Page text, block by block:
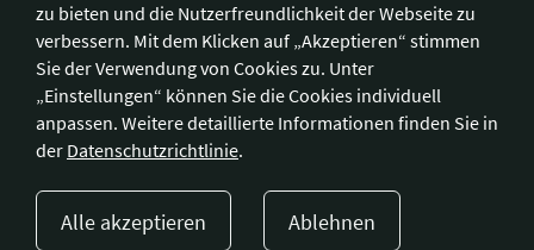
zu bieten und die Nutzerfreundlichkeit der Webseite zu
verbessern. Mit dem Klicken auf „Akzeptieren“ stimmen
Sie der Verwendung von Cookies zu. Unter
„Einstellungen“ können Sie die Cookies individuell
anpassen. Weitere detaillierte Informationen finden Sie in
der Datenschutzrichtlinie.
Alle akzeptieren Ablehnen
Hotelverband Deutschland (IHA) / IHA-Service GmbH
Kronprinzenstraße 37
53173 Bonn
Telefon:
Fax:
+49 228 92 39 29-9
E-Mail:bonn@hotellerie.de
Wegbeschreibung